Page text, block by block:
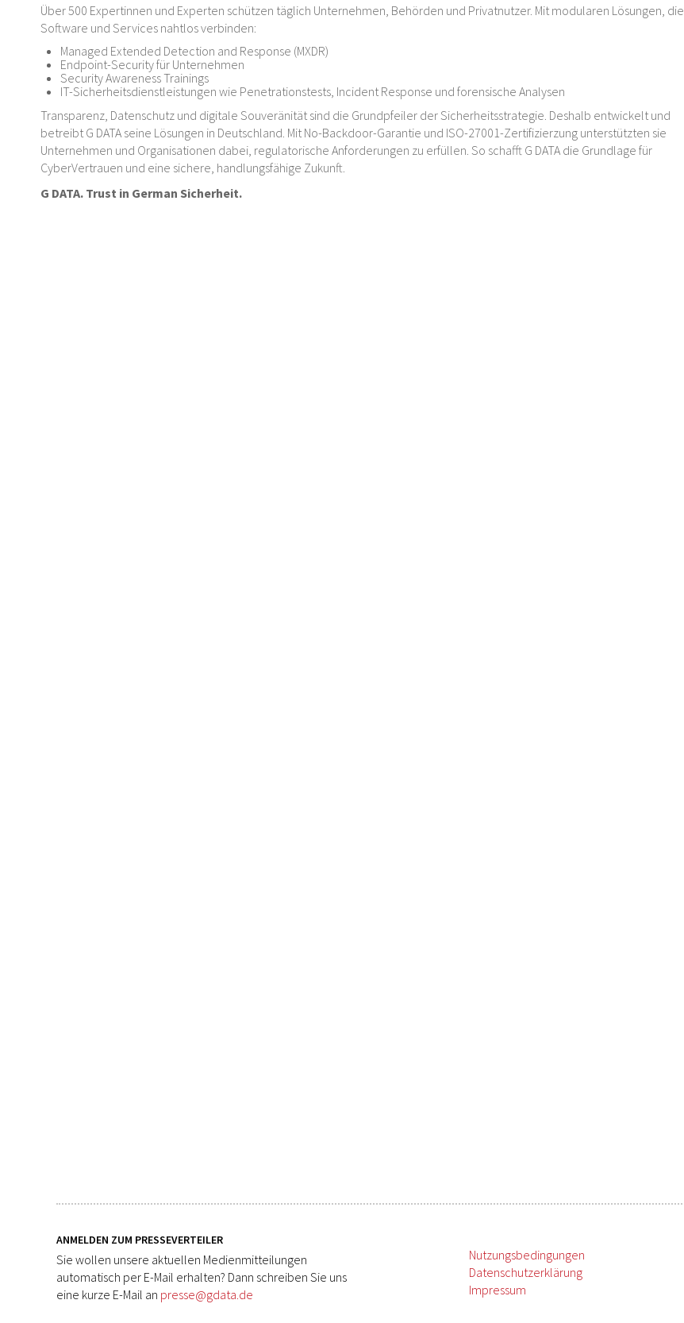
Über 500 Expertinnen und Experten schützen täglich Unternehmen, Behörden und Privatnutzer. Mit modularen Lösungen, die
Software und Services nahtlos verbinden:
Managed Extended Detection and Response (MXDR)
Endpoint-Security für Unternehmen
Security Awareness Trainings
IT-Sicherheitsdienstleistungen wie Penetrationstests, Incident Response und forensische Analysen
Transparenz, Datenschutz und digitale Souveränität sind die Grundpfeiler der Sicherheitsstrategie. Deshalb entwickelt und
betreibt G DATA seine Lösungen in Deutschland. Mit No-Backdoor-Garantie und ISO-27001-Zertifizierzung unterstützten sie
Unternehmen und Organisationen dabei, regulatorische Anforderungen zu erfüllen. So schafft G DATA die Grundlage für
CyberVertrauen und eine sichere, handlungsfähige Zukunft.
G DATA. Trust in German Sicherheit.
ANMELDEN ZUM PRESSEVERTEILER
Sie wollen unsere aktuellen Medienmitteilungen
automatisch per E-Mail erhalten? Dann schreiben Sie uns
eine kurze E-Mail an presse@gdata.de
Nutzungsbedingungen
Datenschutzerklärung
Impressum